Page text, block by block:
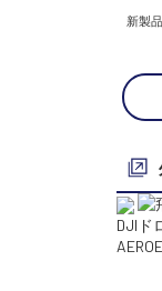
新製
DJIド